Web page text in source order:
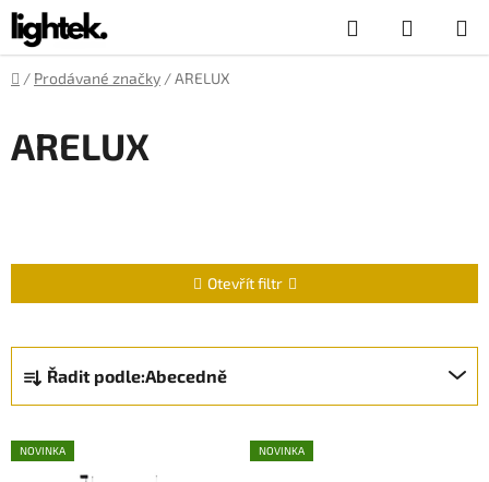
Přejít
na
obsah
Hledat
KOŠÍK
Domů
/ Prodávané značky /ARELUX
ARELUX
Otevřít filtr
Ř
a
z
e
n
Řadit podle:Abecedně
V
ý
NOVINKA NOVINKA